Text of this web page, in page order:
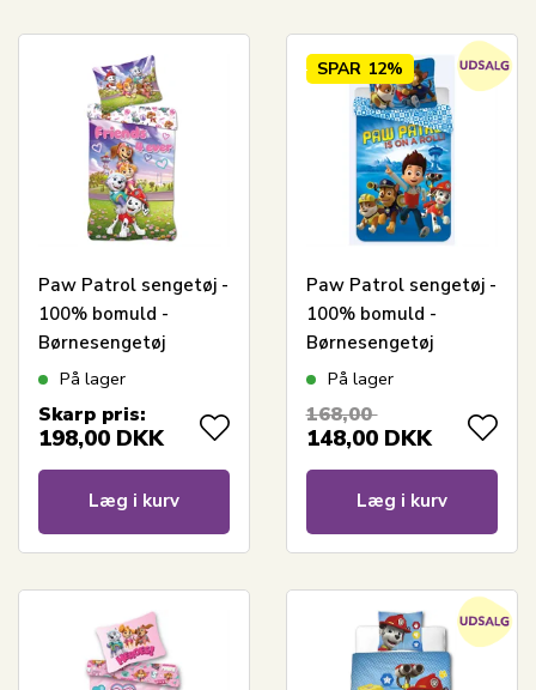
Paw Patrol sengetøj -
100% bomuld -
Børnesengetøj
140x200 cm - Friends
På lager
Skarp pris:
198,00 DKK
Læg i kurv
SPAR 12%
Paw Patrol sengetøj -
100% bomuld -
Børnesengetøj
140x200 cm - Is on a
På lager
168,00
148,00 DKK
Læg i kurv